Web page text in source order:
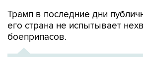
боеприпасов.
ХРОНИКА